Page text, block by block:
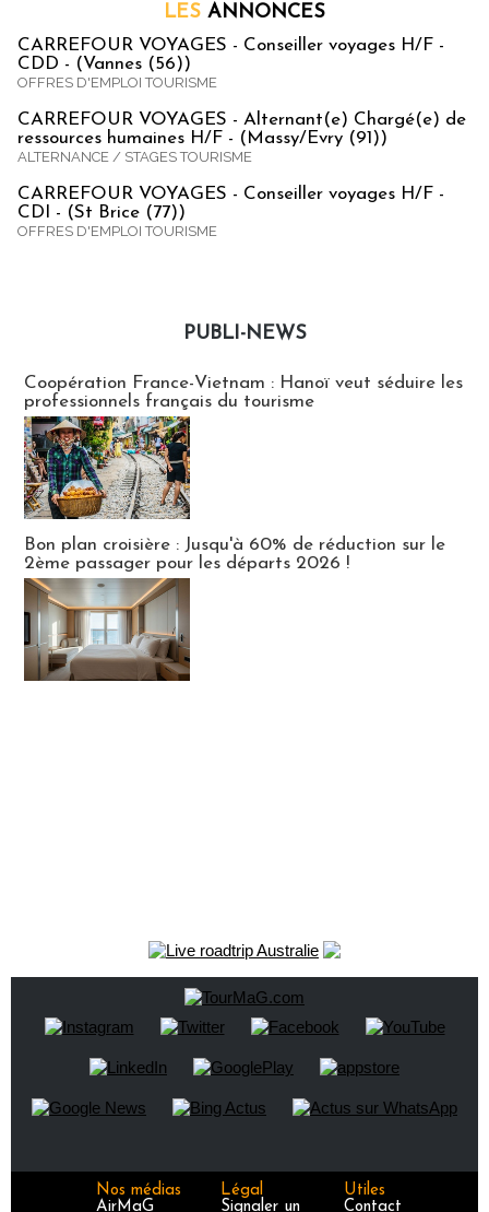
LES ANNONCES
CARREFOUR VOYAGES - Conseiller voyages H/F -
CDD - (Vannes (56))
OFFRES D'EMPLOI TOURISME
CARREFOUR VOYAGES - Alternant(e) Chargé(e) de
ressources humaines H/F - (Massy/Evry (91))
ALTERNANCE / STAGES TOURISME
CARREFOUR VOYAGES - Conseiller voyages H/F -
CDI - (St Brice (77))
OFFRES D'EMPLOI TOURISME
PUBLI-NEWS
Coopération France-Vietnam : Hanoï veut séduire les
professionnels français du tourisme
Bon plan croisière : Jusqu'à 60% de réduction sur le
2ème passager pour les départs 2026 !
Nos médias
AirMaG
Légal
Signaler un
Utiles
Contact